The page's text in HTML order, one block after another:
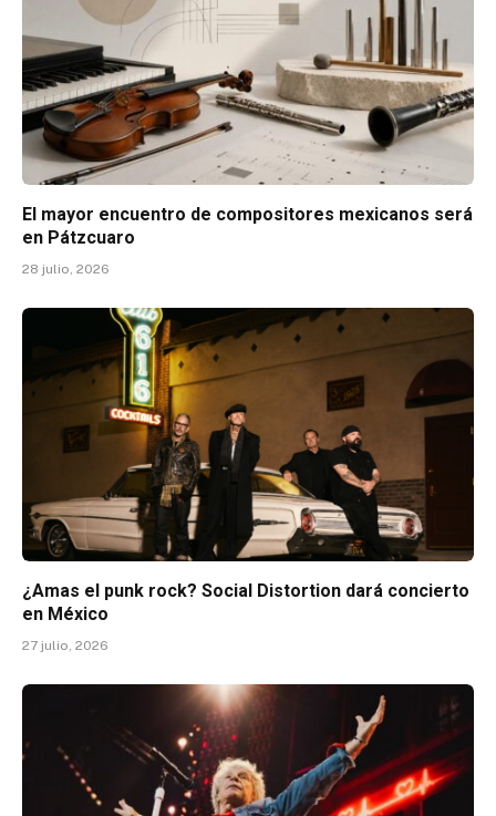
El mayor encuentro de compositores mexicanos será
en Pátzcuaro
28 julio, 2026
¿Amas el punk rock? Social Distortion dará concierto
en México
27 julio, 2026